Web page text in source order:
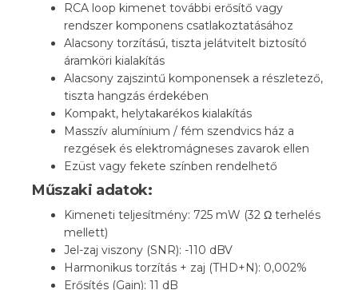
RCA loop kimenet további erősítő vagy
rendszer komponens csatlakoztatásához
Alacsony torzítású, tiszta jelátvitelt biztosító
áramköri kialakítás
Alacsony zajszintű komponensek a részletező,
tiszta hangzás érdekében
Kompakt, helytakarékos kialakítás
Masszív alumínium / fém szendvics ház a
rezgések és elektromágneses zavarok ellen
Ezüst vagy fekete színben rendelhető
Műszaki adatok:
Kimeneti teljesítmény: 725 mW (32 Ω terhelés
mellett)
Jel-zaj viszony (SNR): -110 dBV
Harmonikus torzítás + zaj (THD+N): 0,002%
Erősítés (Gain): 11 dB